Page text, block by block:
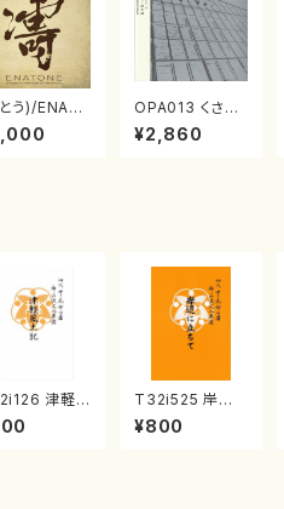
う)/ENAT
エナトーネ
OPA013 くさび
ら／諸井誠(電子
音楽／CD)
¥2,860
津軽
記（尺八/野
山/尺八/都
T32i525 岸辺
に立ちて（尺八/
初代 中村双葉/
¥800